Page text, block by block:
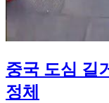
중국 도심 길
정체